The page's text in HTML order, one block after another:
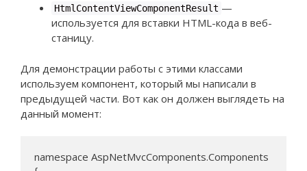
HtmlContentViewComponentResult —
используется для вставки HTML-кода в веб-
станицу.
Для демонстрации работы с этими классами
используем компонент, который мы написали в
предыдущей части. Вот как он должен выглядеть на
данный момент:
namespace AspNetMvcComponents.Components